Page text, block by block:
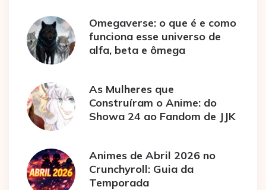
Omegaverse: o que é e como
funciona esse universo de
alfa, beta e ômega
As Mulheres que
Construíram o Anime: do
Showa 24 ao Fandom de JJK
Animes de Abril 2026 no
Crunchyroll: Guia da
Temporada